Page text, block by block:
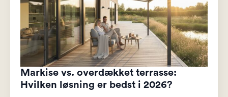
Markise vs. overdækket terrasse:
Hvilken løsning er bedst i 2026?